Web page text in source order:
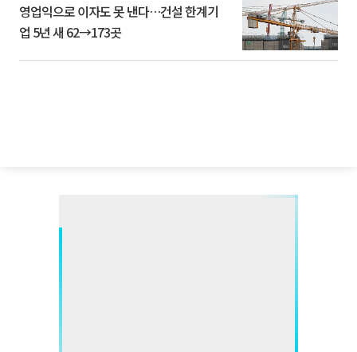
영업익으로 이자도 못 낸다…건설 한계기
업 5년 새 62→173곳